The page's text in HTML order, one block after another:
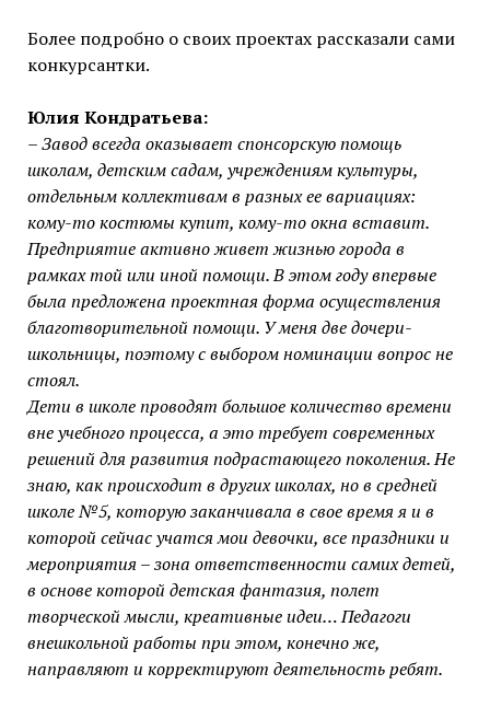
Более подробно о своих проектах рассказали сами
конкурсантки.
Юлия Кондратьева:
– Завод всегда оказывает спонсорскую помощь
школам, детским садам, учреждениям культуры,
отдельным коллективам в разных ее вариациях:
кому-то костюмы купит, кому-то окна вставит.
Предприятие активно живет жизнью города в
рамках той или иной помощи. В этом году впервые
была предложена проектная форма осуществления
благотворительной помощи. У меня две дочери-
школьницы, поэтому с выбором номинации вопрос не
стоял.
Дети в школе проводят большое количество времени
вне учебного процесса, а это требует современных
решений для развития подрастающего поколения. Не
знаю, как происходит в других школах, но в средней
школе №5, которую заканчивала в свое время я и в
которой сейчас учатся мои девочки, все праздники и
мероприятия – зона ответственности самих детей,
в основе которой детская фантазия, полет
творческой мысли, креативные идеи… Педагоги
внешкольной работы при этом, конечно же,
направляют и корректируют деятельность ребят.